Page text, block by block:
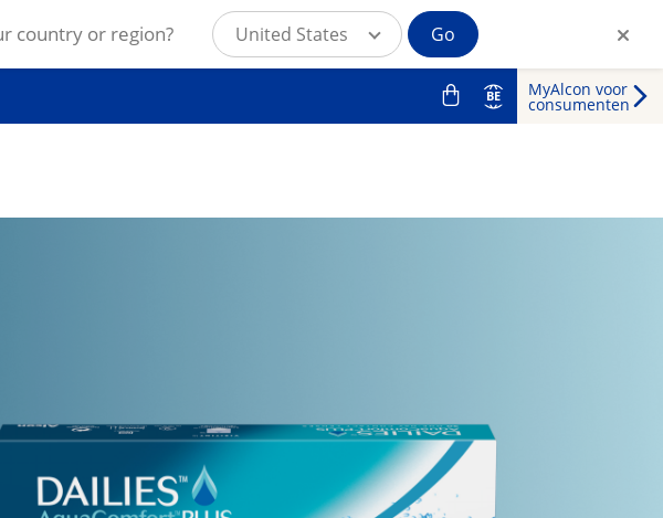
BE MyAlcon voor
consumenten
country or region? United States Go